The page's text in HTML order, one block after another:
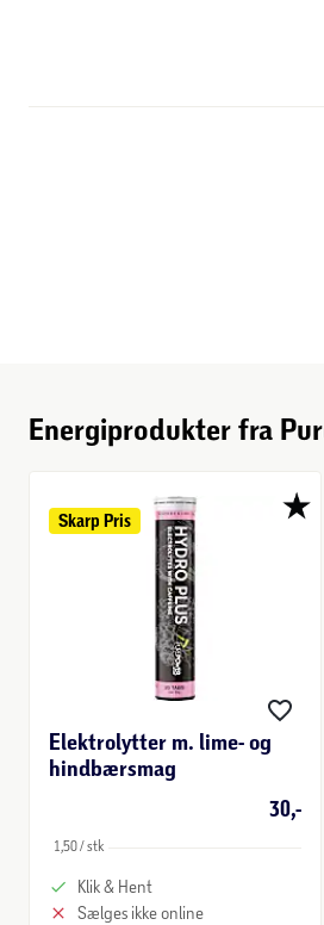
Energiprodukter fra
Skarp Pris
Elektrolytter m. lime- og
hindbærsmag
30,-
1,50 / stk
Klik & Hent
Sælges ikke online